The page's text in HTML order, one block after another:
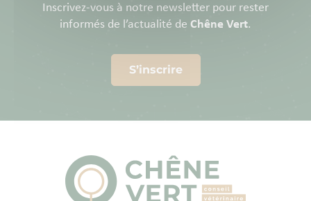
Inscrivez-vous à notre newsletter pour rester
informés de l’actualité de Chêne Vert.
S’inscrire